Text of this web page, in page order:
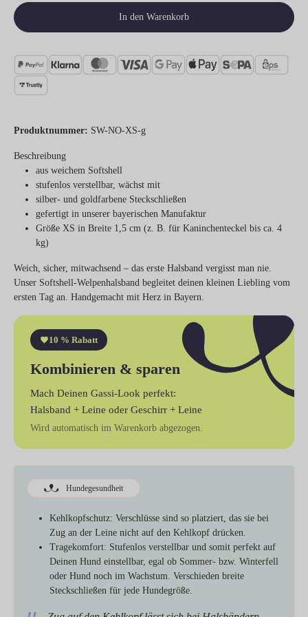
In den Warenkorb
Produktnummer: SW-NO-XS-g
Beschreibung
aus weichem Softshell
stufenlos verstellbar, wächst mit
silber- und goldfarbene Steckschließen
gefertigt in unserer bayerischen Manufaktur
Größe XS in Breite 1,5 cm (z. B. für Kaninchenteckel bis ca. 4
kg)
Weich, sicher, mitwachsend – das erste Halsband vergisst man nie.
Unser Softshell-Welpenhalsband begleitet deinen kleinen Liebling vom
ersten Tag an. Handgemacht mit Herz in Bayern.
10 % Rabatt
Kombinieren & sparen
Mach Deinen Gassi-Look perfekt:
Halsband + Leine oder Geschirr + Leine
Wird automatisch im Warenkorb abgezogen.
Hundegesundheit
Kehlkopfschutz: Verschlüsse sind so platziert, das sie bei
Zug an der Leine nicht auf den Kehlkopf drücken.
Tragekomfort: Stufenlos verstellbar und somit perfekt auf
Deinen Hund einstellbar, egal ob Sommer- bzw. Winterfell
oder Hund noch im Wachstum. Verschieden breite
Steckschließen für jede Hundegröße.